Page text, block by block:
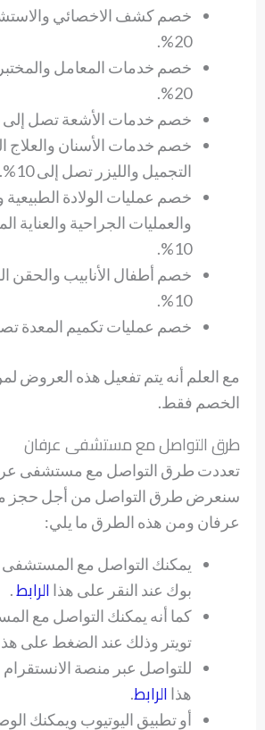
خصم كشف الاخصائي
20%.
خصم خدمات المعامل
20%.
خصم خدمات الأشعة تصل إلى 15%.
خصم خدمات الأسنان والعلاج
التجميل والليزر تصل إلى 10%.
خصم عمليات الولادة الطبيعية
والعمليات الجراحية والعناية
10%.
خصم أطفال الأنابيب والحقن
10%.
خصم عمليات تكميم المعدة تصل
مع العلم أنه يتم تفعيل هذه العروض
الخصم فقط.
طرق التواصل مع مستشفى عرفان
تعددت طرق التواصل مع مستشفى
سنعرض طرق التواصل من أجل حجز
عرفان ومن هذه الطرق ما يلي:
يمكنك التواصل مع
بوك عند النقر على هذا الرابط.
كما أنه يمكنك التواصل مع
تويتر وذلك عند الضغط على
للتواصل عبر منصة
هذا الرابط.
أو تطبيق اليوتيوب ويمكنك